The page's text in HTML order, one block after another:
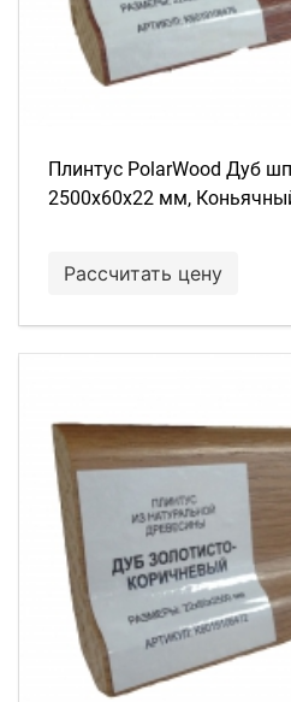
Плинтус PolarWood Дуб
2500х60х22 мм,
Рассчитать цену